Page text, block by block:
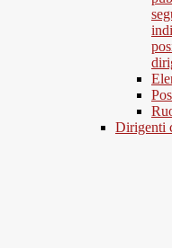
Dirigenti